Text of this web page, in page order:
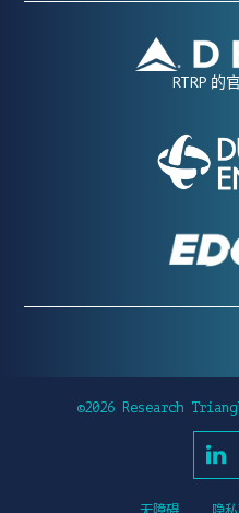
RTRP 的
©2026 Research